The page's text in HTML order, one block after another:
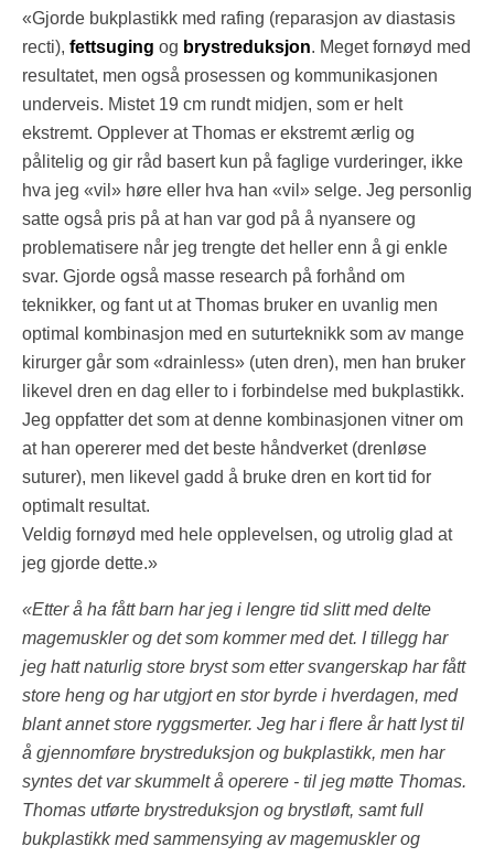
«Gjorde bukplastikk med rafing (reparasjon av diastasis
recti), fettsuging og brystreduksjon. Meget fornøyd med
resultatet, men også prosessen og kommunikasjonen
underveis. Mistet 19 cm rundt midjen, som er helt
ekstremt. Opplever at Thomas er ekstremt ærlig og
pålitelig og gir råd basert kun på faglige vurderinger, ikke
hva jeg «vil» høre eller hva han «vil» selge. Jeg personlig
satte også pris på at han var god på å nyansere og
problematisere når jeg trengte det heller enn å gi enkle
svar. Gjorde også masse research på forhånd om
teknikker, og fant ut at Thomas bruker en uvanlig men
optimal kombinasjon med en suturteknikk som av mange
kirurger går som «drainless» (uten dren), men han bruker
likevel dren en dag eller to i forbindelse med bukplastikk.
Jeg oppfatter det som at denne kombinasjonen vitner om
at han opererer med det beste håndverket (drenløse
suturer), men likevel gadd å bruke dren en kort tid for
optimalt resultat.
Veldig fornøyd med hele opplevelsen, og utrolig glad at
jeg gjorde dette.»
«Etter å ha fått barn har jeg i lengre tid slitt med delte
magemuskler og det som kommer med det. I tillegg har
jeg hatt naturlig store bryst som etter svangerskap har fått
store heng og har utgjort en stor byrde i hverdagen, med
blant annet store ryggsmerter. Jeg har i flere år hatt lyst til
å gjennomføre brystreduksjon og bukplastikk, men har
syntes det var skummelt å operere - til jeg møtte Thomas.
Thomas utførte brystreduksjon og brystløft, samt full
bukplastikk med sammensying av magemuskler og